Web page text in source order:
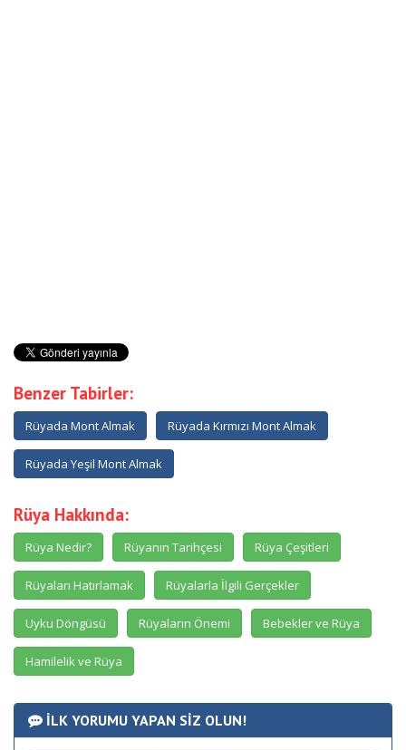
Benzer Tabirler:
Rüyada Mont Almak Rüyada Kırmızı Mont Almak
Rüyada Yeşil Mont Almak
Rüya Hakkında:
Rüya Nedir? Rüyanın Tarihçesi Rüya Çeşitleri
Rüyaları Hatırlamak Rüyalarla İlgili Gerçekler
Uyku Döngüsü Rüyaların Önemi Bebekler ve Rüya
Hamilelik ve Rüya
İLK YORUMU YAPAN SİZ OLUN!